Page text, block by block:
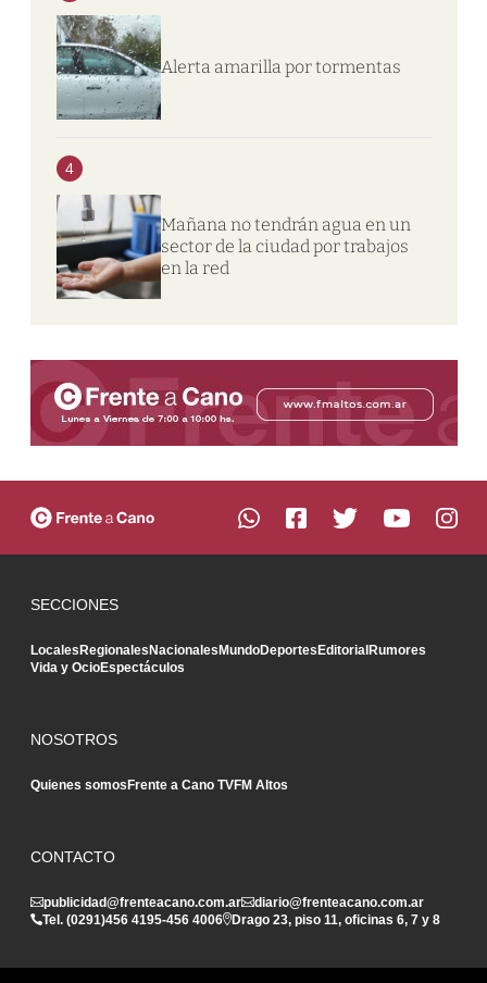
Alerta amarilla por tormentas
4
Mañana no tendrán agua en un
sector de la ciudad por trabajos
en la red
SECCIONES
Locales Regionales Nacionales MundoDeportes Editorial Rumores
Vida y OcioEspectáculos
NOSOTROS
Quienes somos Frente a Cano TVFM Altos
CONTACTO
publicidad@frenteacano.com.ar
diario@frenteacano.com.ar
Tel. (0291)456 4195-456 4006 Drago 23, piso 11, oficinas 6, 7 y 8